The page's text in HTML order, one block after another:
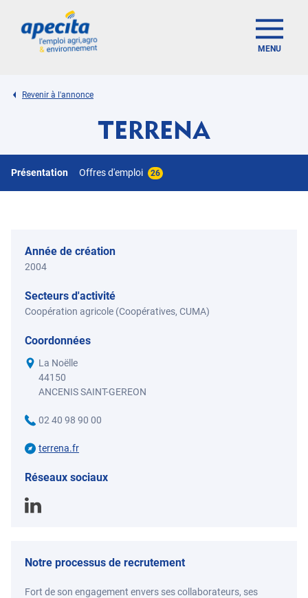
MENU
Revenir à l'annonce
TERRENA
Présentation Offres d'emploi 26
Année de création
2004
Secteurs d'activité
Coopération agricole (Coopératives, CUMA)
Coordonnées
La Noëlle
44150
ANCENIS SAINT-GEREON
02 40 98 90 00
terrena.fr
Réseaux sociaux
Notre processus de recrutement
Fort de son engagement envers ses collaborateurs, ses